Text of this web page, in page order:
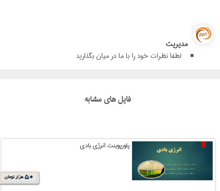
مدیریت
لطفا نظرات خود را با ما در میان بگذارید
فایل های مشابه
پاورپوینت انرژی بادی
50 هزار تومان